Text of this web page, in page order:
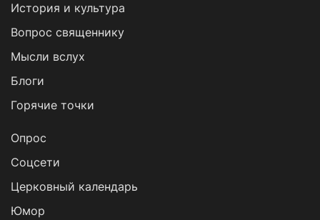
История и культура
Вопрос священнику
Мысли вслух
Блоги
Горячие точки
Опрос
Cоцсети
Церковный календарь
Юмор